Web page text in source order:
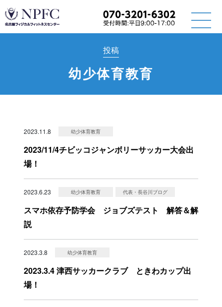
投稿
幼少体育教育
2023.11.8 幼少体育教育
2023/11/4チビッコジャンボリーサッカー大会出
場！
2023.6.23 幼少体育教育 代表・長谷川ブログ
スマホ依存予防学会 ジョブズテスト 解答＆解
説
2023.3.8 幼少体育教育
2023.3.4 津西サッカークラブ ときわカップ出
場！